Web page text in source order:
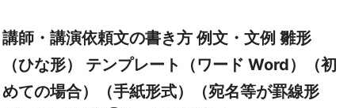
講師・講演依頼文の書き方 例文・文例 雛形
（ひな形） テンプレート（ワード Word）（初
めての場合）（手紙形式）（宛名等が罫線形